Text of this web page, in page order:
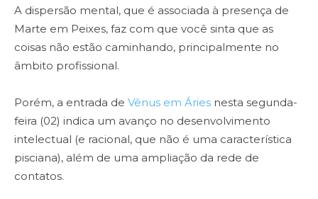
A dispersão mental, que é associada à presença de
Marte em Peixes, faz com que você sinta que as
coisas não estão caminhando, principalmente no
âmbito profissional.
Porém, a entrada de Vênus em Áries nesta segunda-
feira (02) indica um avanço no desenvolvimento
intelectual (e racional, que não é uma característica
pisciana), além de uma ampliação da rede de
contatos.